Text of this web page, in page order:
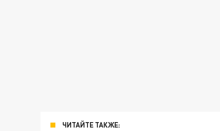
ЧИТАЙТЕ ТАКЖЕ: